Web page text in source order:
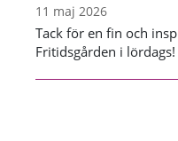
11 maj 2026
Tack för en fin och
Fritidsgården i lördags!